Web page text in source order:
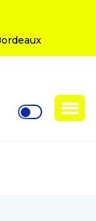
programme des